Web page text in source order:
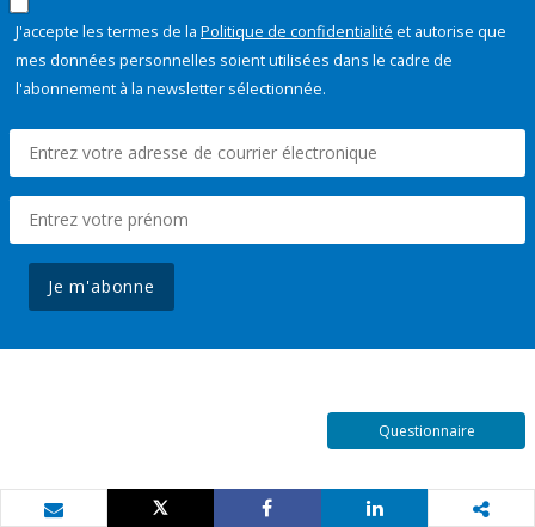
J'accepte les termes de la Politique de confidentialité et autorise que
mes données personnelles soient utilisées dans le cadre de
l'abonnement à la newsletter sélectionnée.
Je m'abonne
Questionnaire